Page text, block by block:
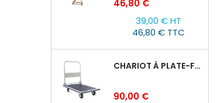
Prix
46,80 €
39,00 € HT
46,80 € TTC
CHARIOT À PLATE-FORME TOR PH 300KG
Prix
90,00 €